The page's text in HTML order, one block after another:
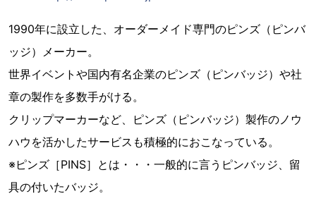
1990年に設立した、オーダーメイド専門のピンズ（ピンバ
ッジ）メーカー。
世界イベントや国内有名企業のピンズ（ピンバッジ）や社
章の製作を多数手がける。
クリップマーカーなど、ピンズ（ピンバッジ）製作のノウ
ハウを活かしたサービスも積極的におこなっている。
※ピンズ［PINS］とは・・・一般的に言うピンバッジ、留
具の付いたバッジ。